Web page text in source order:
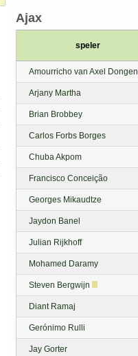
Ajax
speler
Amourricho van Axel Dongen
Arjany Martha
Brian Brobbey
Carlos Forbs Borges
Chuba Akpom
Francisco Conceição
Georges Mikaudtze
Jaydon Banel
Julian Rijkhoff
Mohamed Daramy
Steven Bergwijn
Diant Ramaj
Gerónimo Rulli
Jay Gorter